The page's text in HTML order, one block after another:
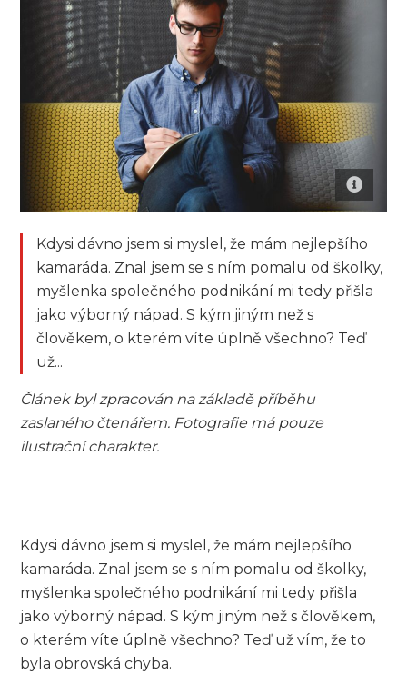
Kdysi dávno jsem si myslel, že mám nejlepšího
kamaráda. Znal jsem se s ním pomalu od školky,
myšlenka společného podnikání mi tedy přišla
jako výborný nápad. S kým jiným než s
člověkem, o kterém víte úplně všechno? Teď
už...
Článek byl zpracován na základě příběhu
zaslaného čtenářem. Fotografie má pouze
ilustrační charakter.
Kdysi dávno jsem si myslel, že mám nejlepšího
kamaráda. Znal jsem se s ním pomalu od školky,
myšlenka společného podnikání mi tedy přišla
jako výborný nápad. S kým jiným než s člověkem,
o kterém víte úplně všechno? Teď už vím, že to
byla obrovská chyba.